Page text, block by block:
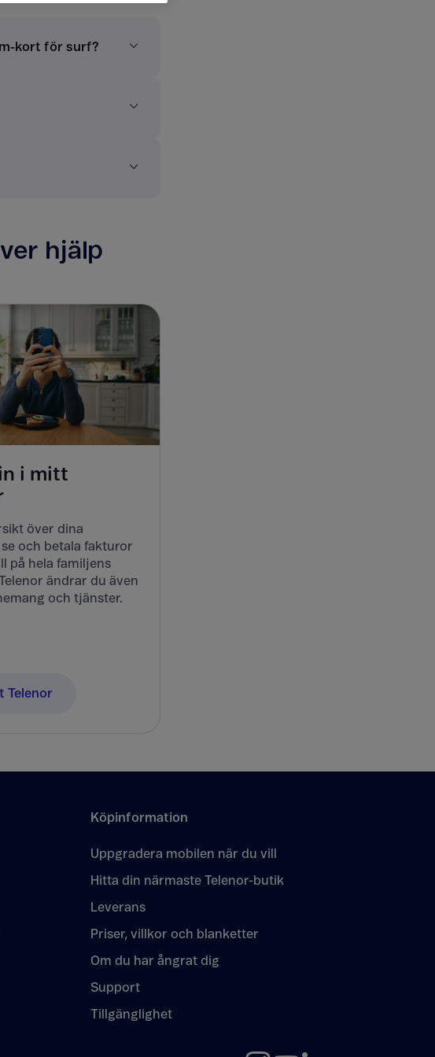
kort för surf?
hjälp
i mitt
över dina
och betala fakturor
på hela familjens
ändrar du även
och tjänster.
Telenor
Köpinformation
Uppgradera mobilen när du vill
Hitta din närmaste Telenor-butik
Leverans
Priser, villkor och blanketter
Om du har ångrat dig
Support
Tillgänglighet